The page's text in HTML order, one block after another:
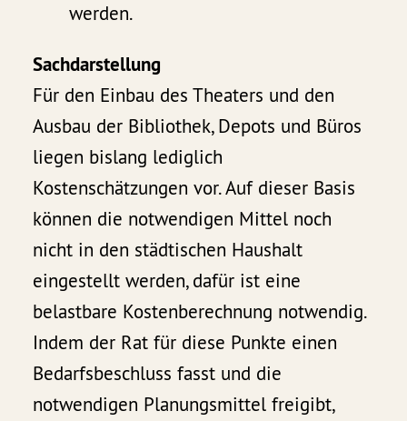
werden.
Sachdarstellung
Für den Einbau des Theaters und den
Ausbau der Bibliothek, Depots und Büros
liegen bislang lediglich
Kostenschätzungen vor. Auf dieser Basis
können die notwendigen Mittel noch
nicht in den städtischen Haushalt
eingestellt werden, dafür ist eine
belastbare Kostenberechnung notwendig.
Indem der Rat für diese Punkte einen
Bedarfsbeschluss fasst und die
notwendigen Planungsmittel freigibt,